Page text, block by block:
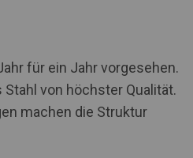
für ein Jahr vorgesehen.
von höchster Qualität.
machen die Struktur